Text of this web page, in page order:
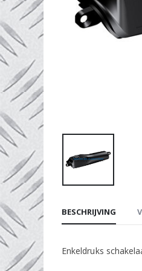
BESCHRIJVING
Enkeldruks